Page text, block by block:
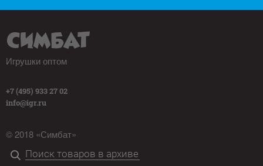
Игрушки оптом
+7 (495) 933 27 02
info@igr.ru
© 2018 «Симбат»